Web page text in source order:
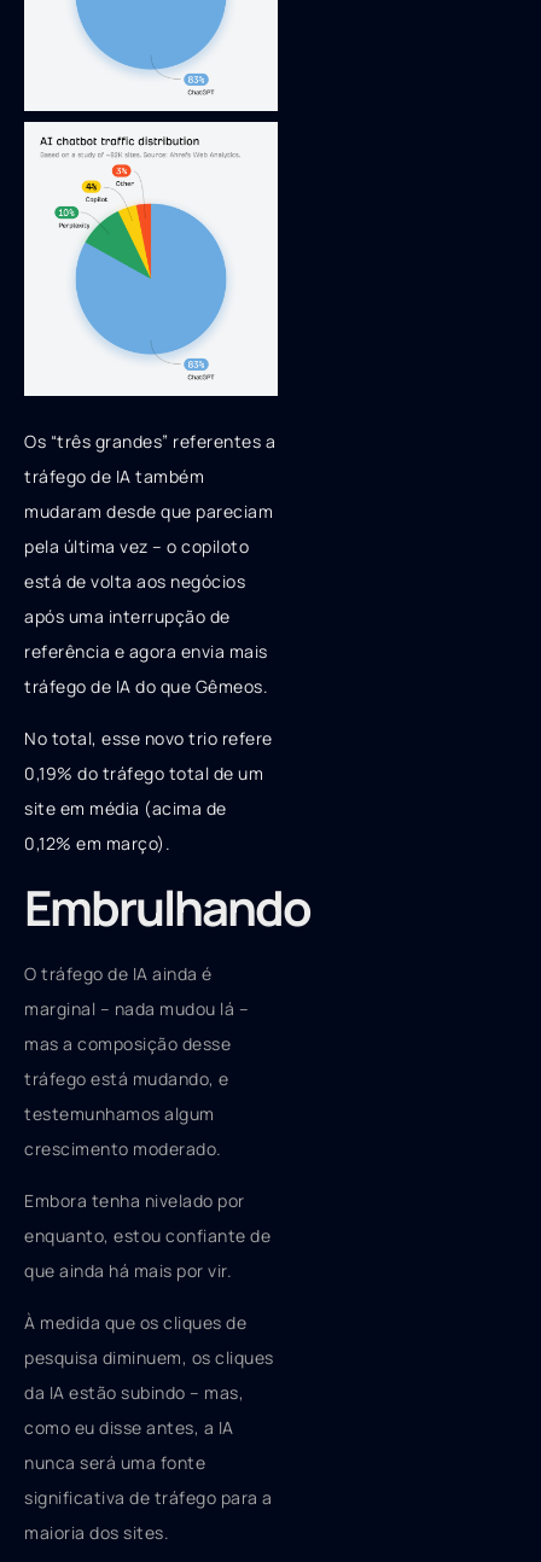
Os “três grandes” referentes a
tráfego de IA também
mudaram desde que pareciam
pela última vez – o copiloto
está de volta aos negócios
após uma interrupção de
referência e agora envia mais
tráfego de IA do que Gêmeos.
No total, esse novo trio refere
0,19% do tráfego total de um
site em média (acima de
0,12% em março).
Embrulhando
O tráfego de IA ainda é
marginal – nada mudou lá –
mas a composição desse
tráfego está mudando, e
testemunhamos algum
crescimento moderado.
Embora tenha nivelado por
enquanto, estou confiante de
que ainda há mais por vir.
À medida que os cliques de
pesquisa diminuem, os cliques
da IA ​​estão subindo – mas,
como eu disse antes, a IA
nunca será uma fonte
significativa de tráfego para a
maioria dos sites.